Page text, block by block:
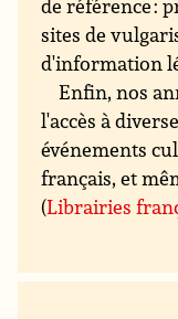
de référence :
sites de
d'information
Enfin, nos
l'accès à
événements
français, et
(Librairies